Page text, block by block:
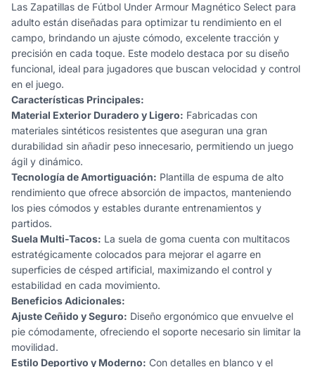
Las Zapatillas de Fútbol Under Armour Magnético Select para
adulto están diseñadas para optimizar tu rendimiento en el
campo, brindando un ajuste cómodo, excelente tracción y
precisión en cada toque. Este modelo destaca por su diseño
funcional, ideal para jugadores que buscan velocidad y control
en el juego.
Características Principales:
Material Exterior Duradero y Ligero: Fabricadas con
materiales sintéticos resistentes que aseguran una gran
durabilidad sin añadir peso innecesario, permitiendo un juego
ágil y dinámico.
Tecnología de Amortiguación: Plantilla de espuma de alto
rendimiento que ofrece absorción de impactos, manteniendo
los pies cómodos y estables durante entrenamientos y
partidos.
Suela Multi-Tacos: La suela de goma cuenta con multitacos
estratégicamente colocados para mejorar el agarre en
superficies de césped artificial, maximizando el control y
estabilidad en cada movimiento.
Beneficios Adicionales:
Ajuste Ceñido y Seguro: Diseño ergonómico que envuelve el
pie cómodamente, ofreciendo el soporte necesario sin limitar la
movilidad.
Estilo Deportivo y Moderno: Con detalles en blanco y el